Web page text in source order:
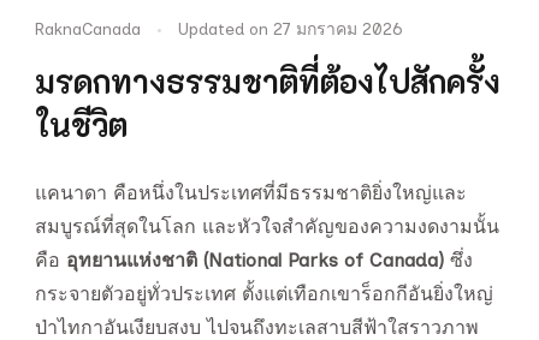
RaknaCanada Updated on 27 มกราคม 2026
มรดกทางธรรมชาติที่ต้องไปสักครั้ง
ในชีวิต
แคนาดา คือหนึ่งในประเทศที่มีธรรมชาติยิ่งใหญ่และ
สมบูรณ์ที่สุดในโลก และหัวใจสำคัญของความงดงามนั้น
คือ อุทยานแห่งชาติ (National Parks of Canada) ซึ่ง
กระจายตัวอยู่ทั่วประเทศ ตั้งแต่เทือกเขาร็อกกีอันยิ่งใหญ่
ป่าไทกาอันเงียบสงบ ไปจนถึงทะเลสาบสีฟ้าใสราวภาพ